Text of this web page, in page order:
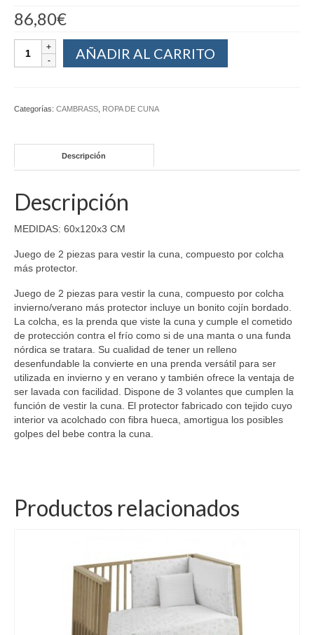
86,80€
AÑADIR AL CARRITO
Categorías: CAMBRASS ROPA DE CUNA
Descripción
Descripción
MEDIDAS: 60x120x3 CM
Juego de 2 piezas para vestir la cuna, compuesto por colcha
más protector.
Juego de 2 piezas para vestir la cuna, compuesto por colcha
invierno/verano más protector incluye un bonito cojín bordado.
La colcha, es la prenda que viste la cuna y cumple el cometido
de protección contra el frío como si de una manta o una funda
nórdica se tratara. Su cualidad de tener un relleno
desenfundable la convierte en una prenda versátil para ser
utilizada en invierno y en verano y también ofrece la ventaja de
ser lavada con facilidad. Dispone de 3 volantes que cumplen la
función de vestir la cuna. El protector fabricado con tejido cuyo
interior va acolchado con fibra hueca, amortigua los posibles
golpes del bebe contra la cuna.
Productos relacionados